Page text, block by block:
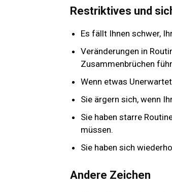
Restriktives und
Es fällt Ihnen schwer,
Veränderungen in
Zusammenbrüchen
Wenn etwas
Sie ärgern sich, wenn
Sie haben starre
müssen.
Sie haben sich
Andere Zeichen